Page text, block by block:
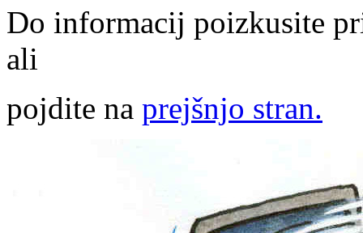
Do informacij poizkusite
ali
pojdite na prejšnjo stran.